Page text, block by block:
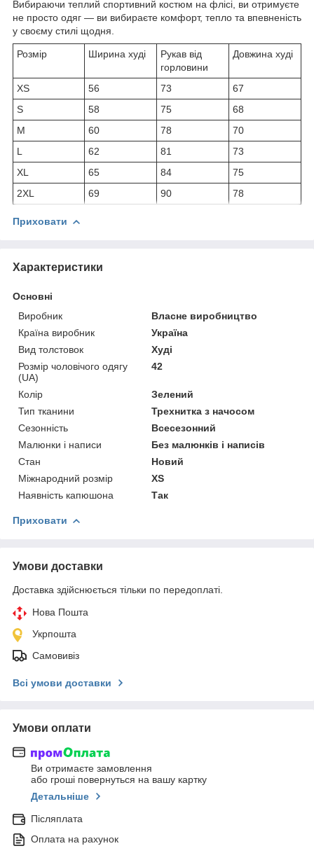
Вибираючи теплий спортивний костюм на флісі, ви отримуєте
не просто одяг — ви вибираєте комфорт, тепло та впевненість
у своєму стилі щодня.
Розмір Ширина худі
Рукав від
горловини
Довжина худі
XS 56 73
67
S
58 75
68
M
60 78
70
L
62 81
73
XL
65 84
75
2XL
69 90 78
Приховати
Характеристики
Основні
Виробник
Власне виробництво
Країна виробник
Україна
Вид толстовок
Худі
Розмір чоловічого одягу
(UA)
42
Колір
Зелений
Тип тканини
Трехнитка з начосом
Сезонність
Всесезонний
Малюнки і написи
Без малюнків і написів
Стан
Новий
Міжнародний розмір
XS
Наявність капюшона
Так
Приховати
Умови доставки
Доставка здійснюється тільки по передоплаті.
Нова Пошта
Укрпошта
Самовивіз
Всі умови доставки
Умови оплати
Ви отримаєте замовлення
або гроші повернуться на вашу картку
Детальніше
Післяплата
Оплата на рахунок